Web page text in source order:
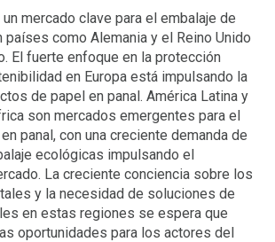
mercado clave para el embalaje de
países como Alemania y el Reino Unido
El fuerte enfoque en la protección
en Europa está impulsando la
de papel en panal. América Latina y
son mercados emergentes para el
panal, con una creciente demanda de
ecológicas impulsando el
La creciente conciencia sobre los
y la necesidad de soluciones de
en estas regiones se espera que
oportunidades para los actores del